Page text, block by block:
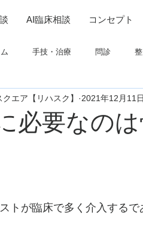
AI臨床相談 コンセプト
手技・治療 問診
・研究関連 高次脳機能障害
必要なの
クエア【リハスク】 2021年12月11
トが臨床で多く介入する